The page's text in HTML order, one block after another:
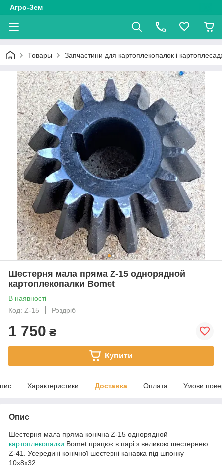
Агро-Зем
Товары Запчастини для картоплекопалок і
Шестерня мала пряма Z-15 однорядной
картоплекопалки Bomet
В наявності
Код: Z-15
Роздріб
1 750 ₴
Купити
Характеристики Доставка Оплата Умови
Опис
Шестерня мала пряма конічна Z-15 однорядной
картоплекопалки Bomet працює в парі з великою шестернею
Z-41. Усередині конічної шестерні канавка під шпонку
10х8х32.